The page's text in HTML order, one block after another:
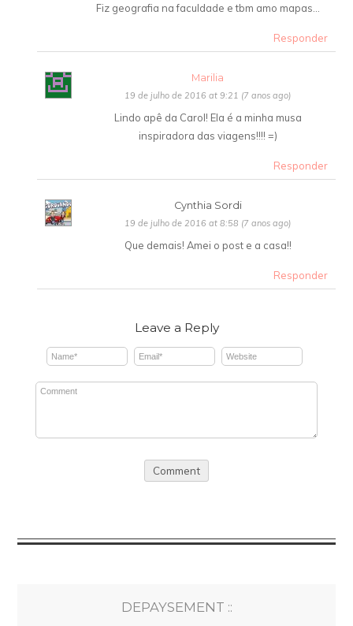
Fiz geografia na faculdade e tbm amo mapas…
Responder
Marilia
19 de julho de 2016 at 9:21 (7 anos ago)
Lindo apê da Carol! Ela é a minha musa
inspiradora das viagens!!!! =)
Responder
Cynthia Sordi
19 de julho de 2016 at 8:58 (7 anos ago)
Que demais! Amei o post e a casa!!
Responder
Leave a Reply
DEPAYSEMENT ::